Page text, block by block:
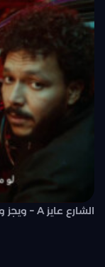
الشارع عايز A – ويجز و ليجي سي – MP3